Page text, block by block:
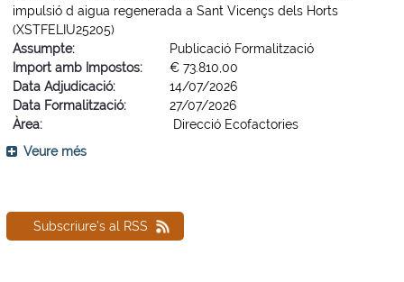
impulsió d aigua regenerada a Sant Vicençs dels Horts
(XSTFELIU25205)
Assumpte:
Publicació Formalització
Import amb Impostos:
€ 73.810,00
Data Adjudicació:
14/07/2026
Data Formalització:
27/07/2026
Àrea:
Direcció Ecofactories
Veure més
Subscriure's al RSS